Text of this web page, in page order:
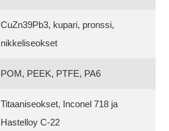
CuZn39Pb3, kupari, pronssi,
nikkeliseokset
POM, PEEK, PTFE, PA6
Titaaniseokset, Inconel 718 ja
Hastelloy C-22